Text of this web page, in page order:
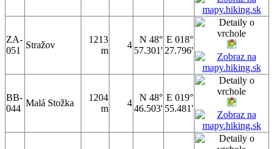
ZA-
051
Stražov
1213
m
4
N 48°
57.301'
E 018°
27.796'
BB-
044
Malá Stožka
1204
m
4
N 48°
46.503'
E 019°
55.481'